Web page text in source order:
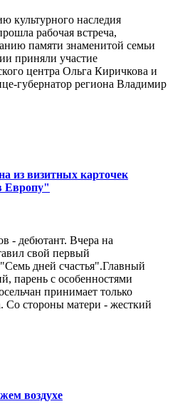
культурного наследия
рабочая встреча,
памяти знаменитой семьи
приняли участие
центра Ольга Киричкова и
губернатор региона Владимир
из визитных карточек
Европу"
- дебютант. Вчера на
свой первый
дней счастья".Главный
парень с особенностями
принимает только
Со стороны матери - жесткий
воздухе